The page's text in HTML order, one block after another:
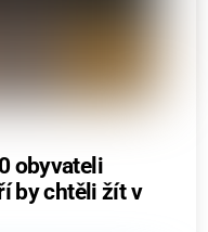
obyvateli
by chtěli žít v